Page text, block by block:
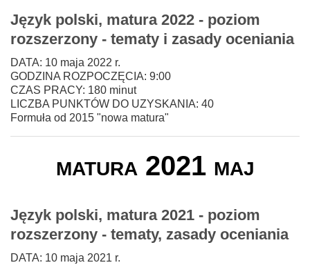
Język polski, matura 2022 - poziom
rozszerzony - tematy i zasady oceniania
DATA: 10 maja 2022 r.
GODZINA ROZPOCZĘCIA: 9:00
CZAS PRACY: 180 minut
LICZBA PUNKTÓW DO UZYSKANIA: 40
Formuła od 2015 "nowa matura"
matura 2021 maj
Język polski, matura 2021 - poziom
rozszerzony - tematy, zasady oceniania
DATA: 10 maja 2021 r.